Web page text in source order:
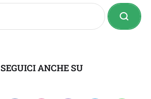
SEGUICI ANCHE SU